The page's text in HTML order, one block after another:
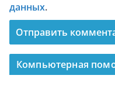
данных.
Компьютерная